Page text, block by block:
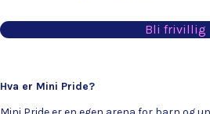
Bli frivillig
Hva er Mini Pride?